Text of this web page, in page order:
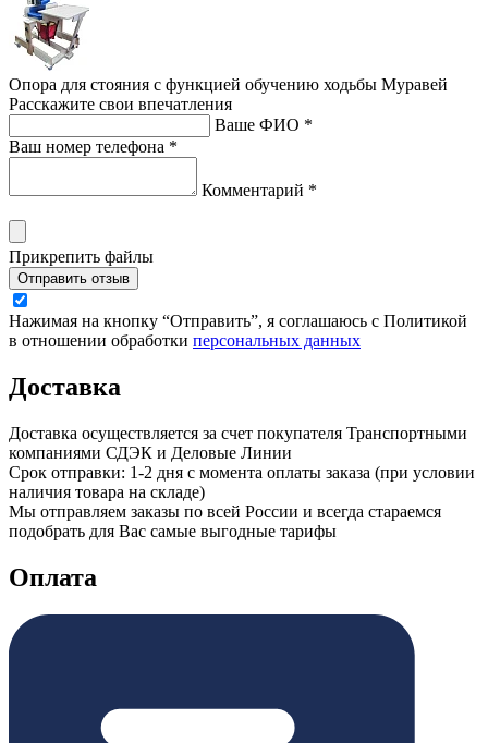
Опора для стояния с функцией обучению ходьбы Муравей
Расскажите свои впечатления
Ваше ФИО *
Ваш номер телефона *
Комментарий *
Прикрепить файлы
Отправить отзыв
Нажимая на кнопку “Отправить”, я соглашаюсь с Политикой
в отношении обработки персональных данных
Доставка
Доставка осуществляется за счет покупателя Транспортными
компаниями СДЭК и Деловые Линии
Срок отправки: 1-2 дня с момента оплаты заказа (при условии
наличия товара на складе)
Мы отправляем заказы по всей России и всегда стараемся
подобрать для Вас самые выгодные тарифы
Оплата